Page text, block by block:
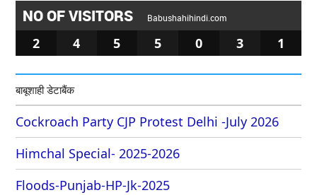
NO OF VISITORS Babushahihindi.com
2 4 5 5 0 3 1
बाबूशाही डेटाबैंक
Cockroach Party CJP Protest Delhi -July 2026
Himchal Special- 2025-2026
Floods-Punjab-HP-Jk-2025